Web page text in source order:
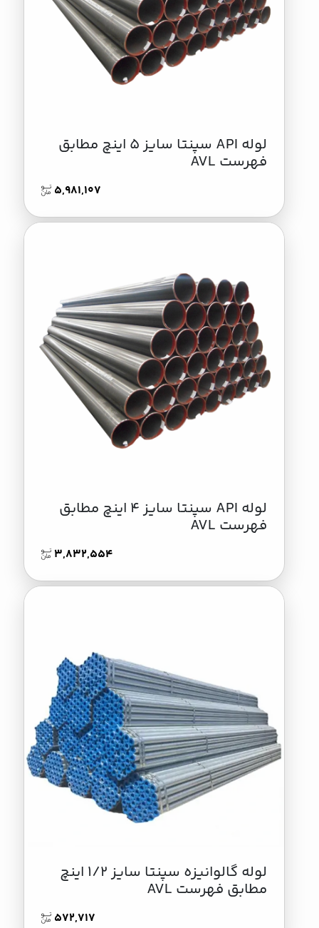
لوله API سپنتا سایز 5 اینچ مطابق
فهرست AVL
5,981,107
لوله API سپنتا سایز 4 اینچ مطابق
فهرست AVL
3,832,554
لوله گالوانیزه سپنتا سایز 1/2 اینچ
مطابق فهرست AVL
572,717